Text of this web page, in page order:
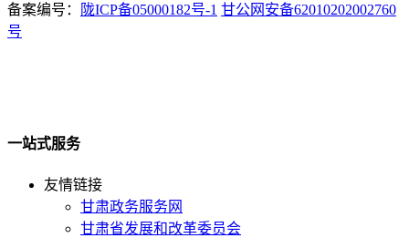
备案编号： 陇ICP备05000182号-1 甘公网安备62010202002760
号
一站式服务
友情链接
甘肃政务服务网
甘肃省发展和改革委员会